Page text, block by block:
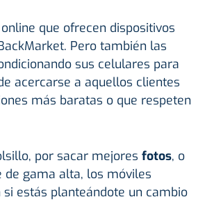
que ofrecen dispositivos
Pero también las
sus celulares para
acercarse a aquellos clientes
más baratas o que respeten
por sacar mejores fotos, o
gama alta, los móviles
estás planteándote un cambio